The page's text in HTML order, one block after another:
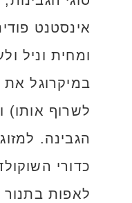
אינסטנט
ומחית וניל
במיקרוגל את
לשרוף אותו)
הגבינה.
כדורי
לאפות